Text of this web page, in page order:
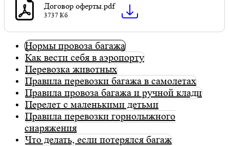
Договор оферты.pdf
3737 Кб
Нормы провоза багажа
Как вести себя в аэропорту
Перевозка животных
Правила перевозки багажа в самолетах
Правила провоза багажа и ручной клади
Перелет с маленькими детьми
Правила перевозки горнолыжного
снаряжения
Что делать, если потерялся багаж